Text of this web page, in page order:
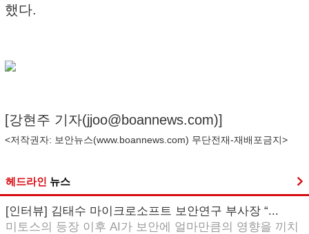
했다.
[강현주 기자(jjoo@boannews.com)]
<저작권자: 보안뉴스(www.boannews.com) 무단전재-재배포금지>
헤드라인 뉴스
[인터뷰] 김태수 마이크로소프트 보안연구 부사장 “...
미토스의 등장 이후 AI가 보안에 얼마만큼의 영향을 끼치